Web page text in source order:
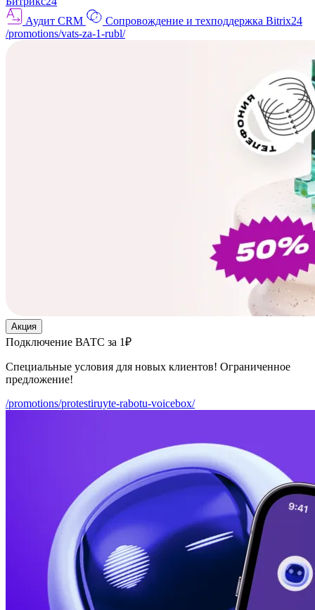
Аудит CRM
Сопровождение и техподдержка Bitrix24
/promotions/vats-za-1-rubl/
Акция
Подключение ВАТС за 1₽
Специальные условия для новых клиентов! Ограниченное
предложение!
/promotions/protestiruyte-rabotu-voicebox/